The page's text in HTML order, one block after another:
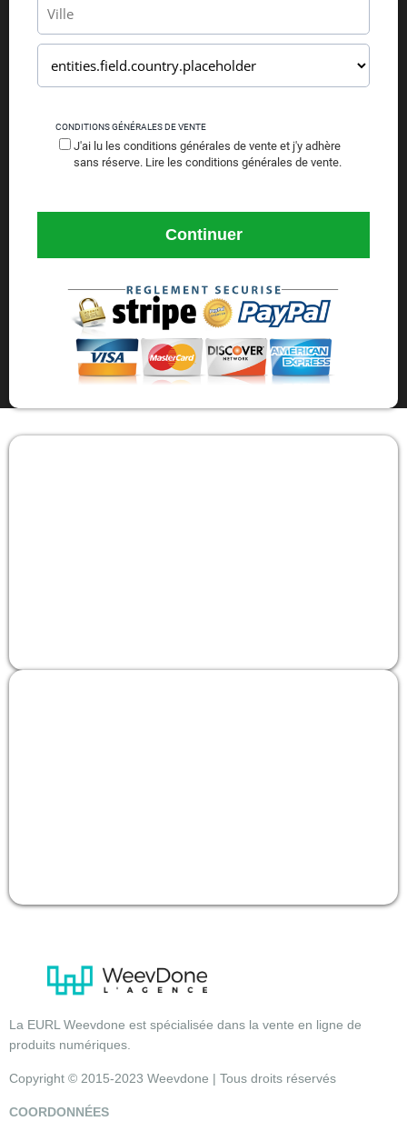
CONDITIONS GÉNÉRALES DE VENTE
J'ai lu les conditions générales de vente et j'y adhère
sans réserve. Lire les conditions générales de vente.
Continuer
La EURL Weevdone est spécialisée dans la vente en ligne de
produits numériques.
Copyright © 2015-2023 Weevdone | Tous droits réservés
COORDONNÉES